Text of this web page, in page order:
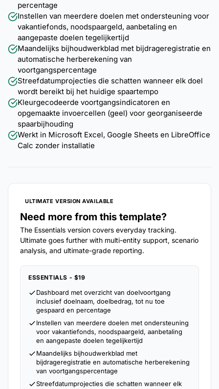
percentage
Instellen van meerdere doelen met ondersteuning voor
vakantiefonds, noodspaargeld, aanbetaling en
aangepaste doelen tegelijkertijd
Maandelijks bijhoudwerkblad met bijdrageregistratie en
automatische herberekening van
voortgangspercentage
Streefdatumprojecties die schatten wanneer elk doel
wordt bereikt bij het huidige spaartempo
Kleurgecodeerde voortgangsindicatoren en
opgemaakte invoercellen (geel) voor georganiseerde
spaarbijhouding
Werkt in Microsoft Excel, Google Sheets en LibreOffice
Calc zonder installatie
ULTIMATE VERSION AVAILABLE
Need more from this template?
The Essentials version covers everyday tracking.
Ultimate goes further with multi-entity support, scenario
analysis, and ultimate-grade reporting.
ESSENTIALS - $19
Dashboard met overzicht van doelvoortgang
inclusief doelnaam, doelbedrag, tot nu toe
gespaard en percentage
Instellen van meerdere doelen met ondersteuning
voor vakantiefonds, noodspaargeld, aanbetaling
en aangepaste doelen tegelijkertijd
Maandelijks bijhoudwerkblad met
bijdrageregistratie en automatische herberekening
van voortgangspercentage
Streefdatumprojecties die schatten wanneer elk